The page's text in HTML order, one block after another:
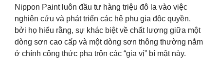
Nippon Paint luôn đầu tư hàng triệu đô la vào việc
nghiên cứu và phát triển các hệ phụ gia độc quyền,
bởi họ hiểu rằng, sự khác biệt về chất lượng giữa một
dòng sơn cao cấp và một dòng sơn thông thường nằm
ở chính công thức pha trộn các “gia vị” bí mật này.